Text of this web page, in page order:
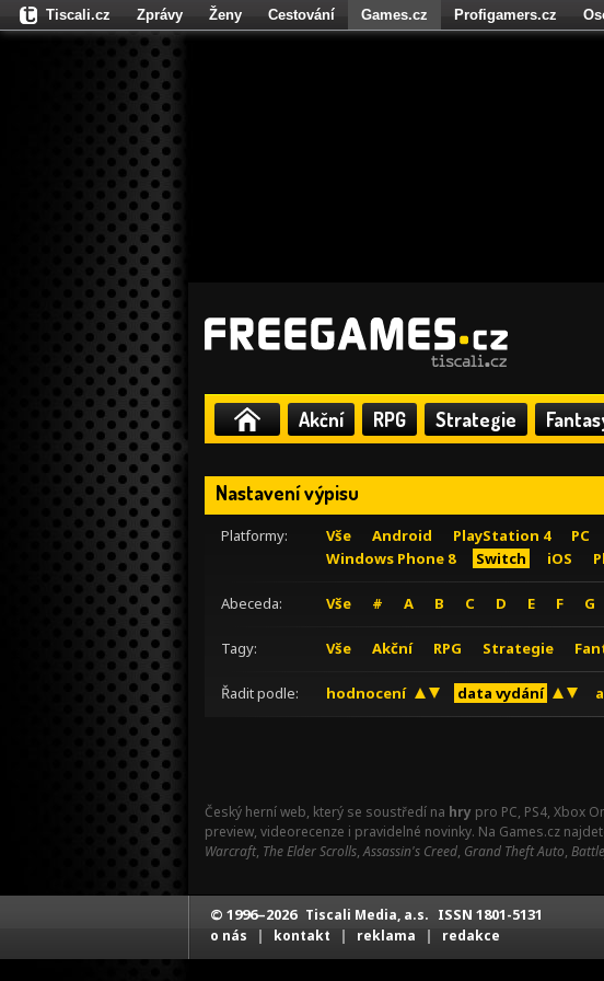
Akční RPG Strategie
Nastavení výpisu
Platformy: Vše Android PlayStation 4 PC
Windows Phone 8
Switch iOS
Abeceda: Vše # A B C D E F G
Tagy: Vše Akční RPG Strategie
Řadit podle: hodnocení data vydání
Český herní web, který se soustředí na hry pro PC, PS4, Xbox
preview, videorecenze i pravidelné novinky. Na Games.cz
Warcraft, The Elder Scrolls,Assassin's Creed, Grand Theft Auto,
Tiscali.cz Zprávy Ženy Cestování Games.cz Profigamers.cz
Fights.cz
© 1996–2026 Tiscali Media, a.s. ISSN 1801-5131
o nás | kontakt | reklama | redakce